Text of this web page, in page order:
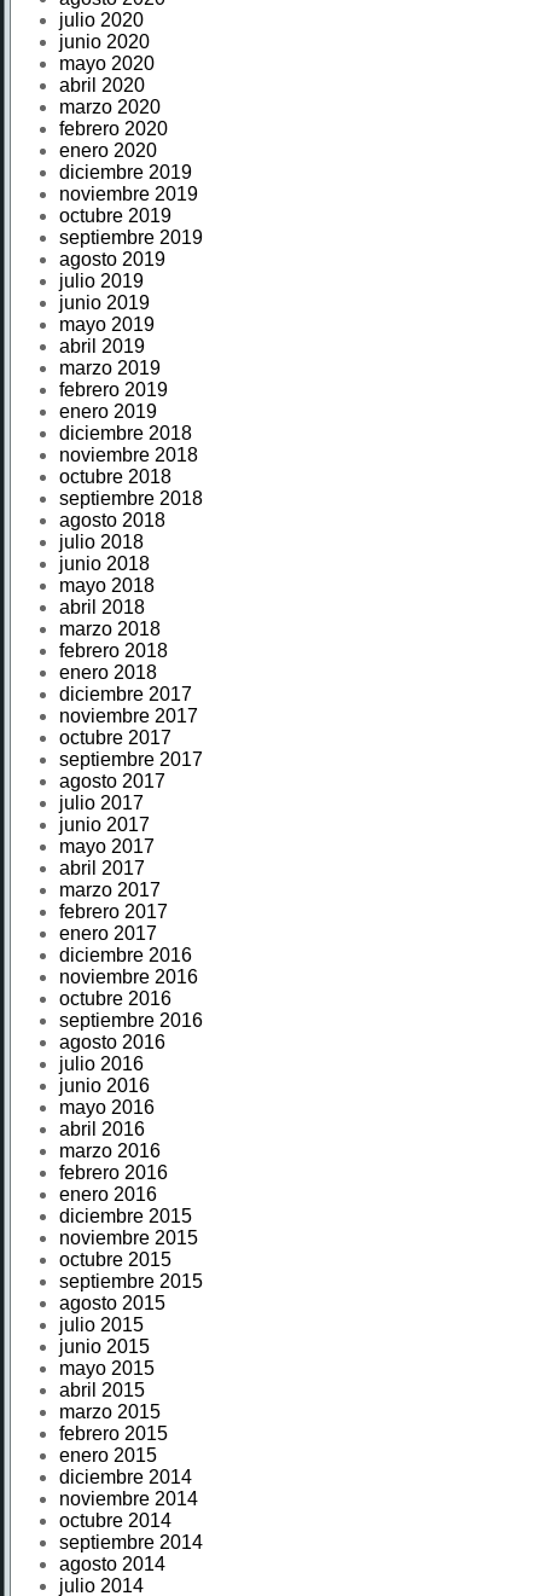
julio 2020
junio 2020
mayo 2020
abril 2020
marzo 2020
febrero 2020
enero 2020
diciembre 2019
noviembre 2019
octubre 2019
septiembre 2019
agosto 2019
julio 2019
junio 2019
mayo 2019
abril 2019
marzo 2019
febrero 2019
enero 2019
diciembre 2018
noviembre 2018
octubre 2018
septiembre 2018
agosto 2018
julio 2018
junio 2018
mayo 2018
abril 2018
marzo 2018
febrero 2018
enero 2018
diciembre 2017
noviembre 2017
octubre 2017
septiembre 2017
agosto 2017
julio 2017
junio 2017
mayo 2017
abril 2017
marzo 2017
febrero 2017
enero 2017
diciembre 2016
noviembre 2016
octubre 2016
septiembre 2016
agosto 2016
julio 2016
junio 2016
mayo 2016
abril 2016
marzo 2016
febrero 2016
enero 2016
diciembre 2015
noviembre 2015
octubre 2015
septiembre 2015
agosto 2015
julio 2015
junio 2015
mayo 2015
abril 2015
marzo 2015
febrero 2015
enero 2015
diciembre 2014
noviembre 2014
octubre 2014
septiembre 2014
agosto 2014
julio 2014